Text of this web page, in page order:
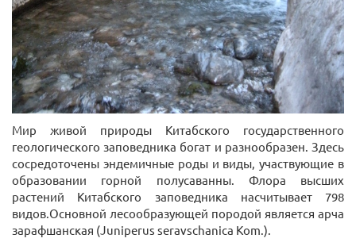
Мир живой природы Китабского государственного
геологического заповедника богат и разнообразен. Здесь
сосредоточены эндемичные роды и виды, участвующие в
образовании горной полусаванны. Флора высших
растений Китабского заповедника насчитывает 798
видов.Основной лесообразующей породой является арча
зарафшанская (Juniperus seravschanica Kom.).